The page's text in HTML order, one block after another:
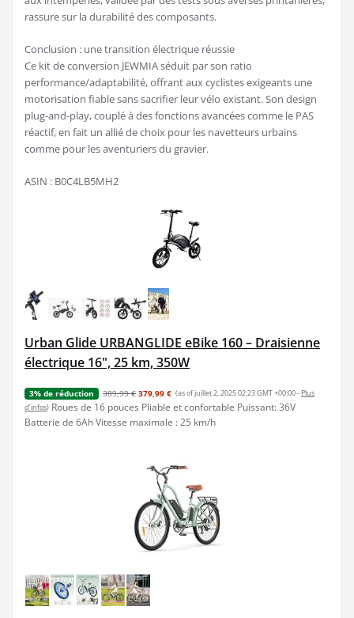
rassure sur la durabilité des composants.
Conclusion : une transition électrique réussie
Ce kit de conversion JEWMIA séduit par son ratio
performance/adaptabilité, offrant aux cyclistes exigeants une
motorisation fiable sans sacrifier leur vélo existant. Son design
plug-and-play, couplé à des fonctions avancées comme le PAS
réactif, en fait un allié de choix pour les navetteurs urbains
comme pour les aventuriers du gravier.
ASIN : B0C4LB5MH2
Urban Glide URBANGLIDE eBike 160 – Draisienne
électrique 16", 25 km, 350W
3% de réduction 389,99 € 379,99 € (as of juillet 2, 2025 02:23 GMT +00:00 - Plus
d’infos) Roues de 16 pouces Pliable et confortable Puissant: 36V
Batterie de 6Ah Vitesse maximale : 25 km/h